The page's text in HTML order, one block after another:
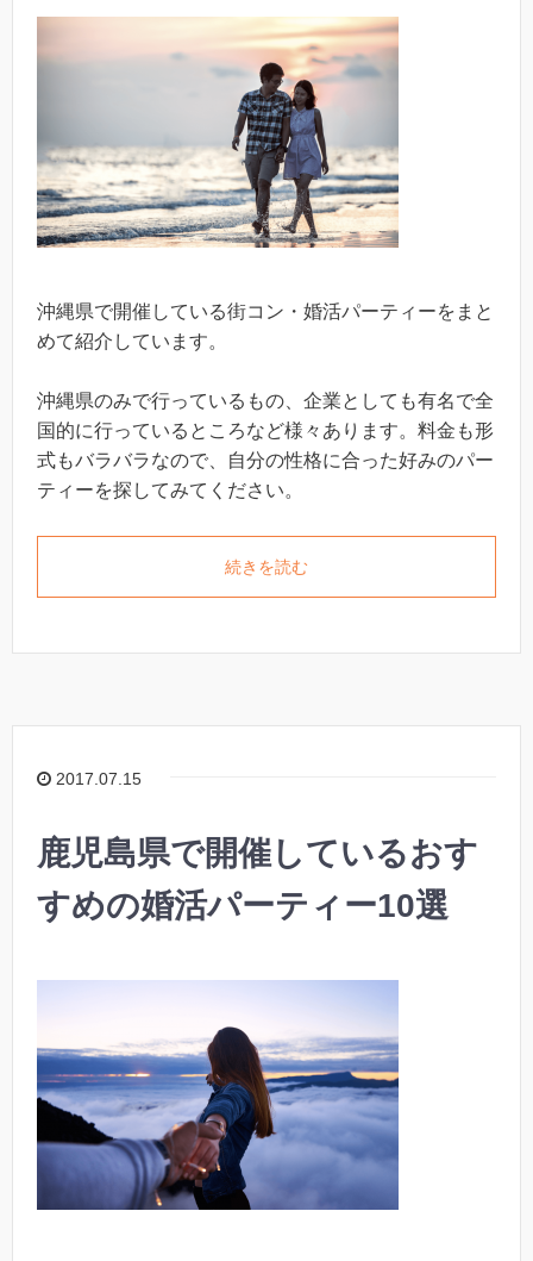
沖縄県で開催している街コン・婚活パーティーをまと
めて紹介しています。
沖縄県のみで行っているもの、企業としても有名で全
国的に行っているところなど様々あります。料金も形
式もバラバラなので、自分の性格に合った好みのパー
ティーを探してみてください。
続きを読む
2017.07.15
鹿児島県で開催しているおす
すめの婚活パーティー10選